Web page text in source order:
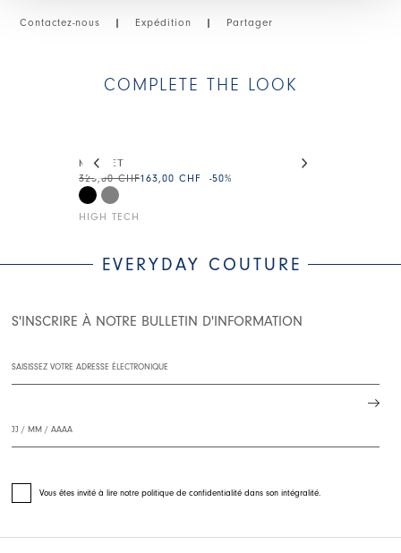
Contactez-nous | Expédition | Partager
COMPLETE THE LOOK
MUSKET
HIGH TECH
325,00 CHF163,00 CHF -50%
EVERYDAY COUTURE
S'INSCRIRE À NOTRE BULLETIN D'INFORMATION
Vous êtes invité à lire notre politique de confidentialité dans son intégralité.